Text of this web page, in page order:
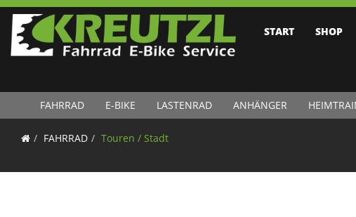
START SHOP
FAHRRAD E-BIKE LASTENRAD ANHÄNGER
FAHRRAD Touren / Stadt